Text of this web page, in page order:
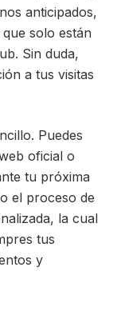
anticipados,
solo están
Sin duda,
a tus visitas
Puedes
oficial o
tu próxima
el proceso de
la cual
tus
y